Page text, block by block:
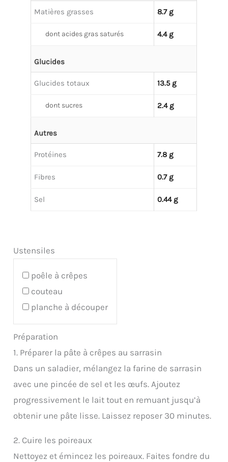
Matières grasses 8.7 g
dont acides gras saturés 4.4 g
Glucides
Glucides totaux 13.5 g
dont sucres 2.4 g
Autres
Protéines 7.8 g
Fibres 0.7 g
Sel 0.44 g
Ustensiles
poêle à crêpes
couteau
planche à découper
Préparation
1. Préparer la pâte à crêpes au sarrasin
Dans un saladier, mélangez la farine de sarrasin
avec une pincée de sel et les œufs. Ajoutez
progressivement le lait tout en remuant jusqu’à
obtenir une pâte lisse. Laissez reposer 30 minutes.
2. Cuire les poireaux
Nettoyez et émincez les poireaux. Faites fondre du